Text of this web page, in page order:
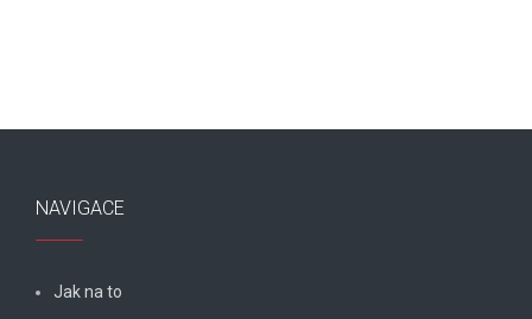
NAVIGACE
Jak na to